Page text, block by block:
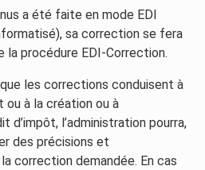
a été faite en mode EDI
sa correction se fera
la procédure EDI-Correction.
les corrections conduisent à
ou à la création ou à
d’impôt, l’administration pourra,
des précisions et
correction demandée. En cas